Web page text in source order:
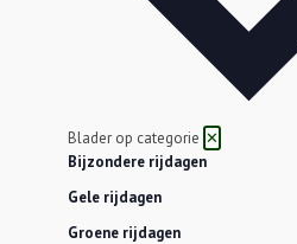
Blader op categorie ✕
Bijzondere rijdagen
Gele rijdagen
Groene rijdagen